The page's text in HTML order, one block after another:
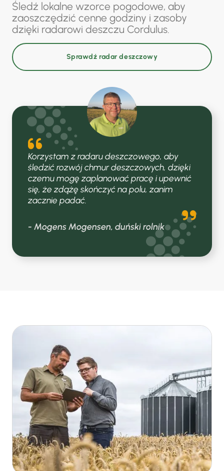
Śledź lokalne wzorce pogodowe, aby
zaoszczędzić cenne godziny i zasoby
dzięki radarowi deszczu Cordulus.
Sprawdź radar deszczowy
Korzystam z radaru deszczowego, aby
śledzić rozwój chmur deszczowych, dzięki
czemu mogę zaplanować pracę i upewnić
się, że zdążę skończyć na polu, zanim
zacznie padać.
- Mogens Mogensen, duński rolnik